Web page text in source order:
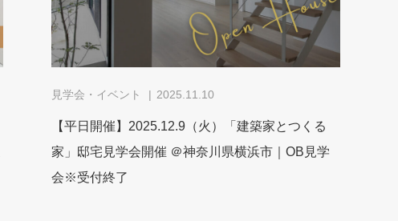
見学会・イベント 2025.11.10
【平日開催】2025.12.9（火）「建築家とつくる
家」邸宅見学会開催 ＠神奈川県横浜市｜OB見学
会※受付終了